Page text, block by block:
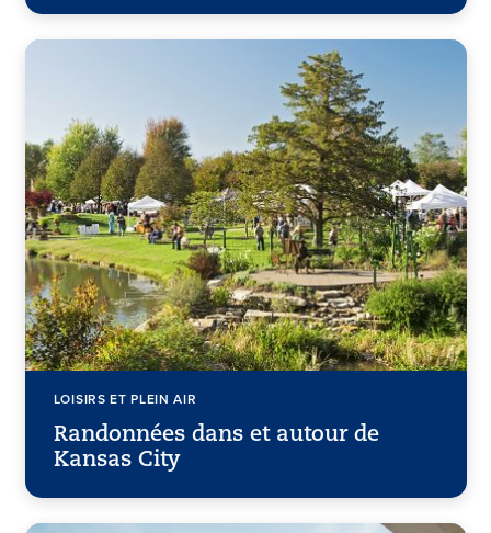
LOISIRS ET PLEIN AIR
Randonnées dans et autour de
Kansas City